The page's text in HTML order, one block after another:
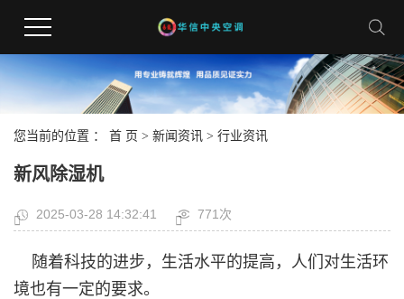
您当前的位置 ： 首 页 > 新闻资讯 > 行业资讯
新风除湿机
2025-03-28 14:32:41 771次
随着科技的进步，生活水平的提高，人们对生活环
境也有一定的要求。